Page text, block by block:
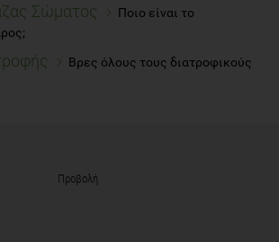
Σώματος
Ποιο είναι το
Βρες όλους τους διατροφικούς
Προβολή